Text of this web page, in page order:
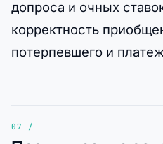
допроса и очных
корректность
потерпевшего и